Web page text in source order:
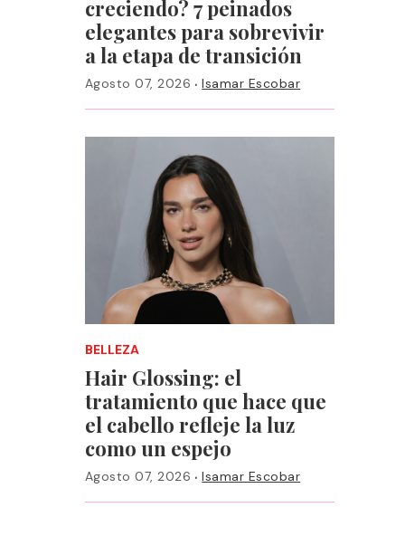
creciendo? 7 peinados
elegantes para sobrevivir
a la etapa de transición
Agosto 07, 2026 ·Isamar Escobar
BELLEZA
Hair Glossing: el
tratamiento que hace que
el cabello refleje la luz
como un espejo
Agosto 07, 2026 ·Isamar Escobar